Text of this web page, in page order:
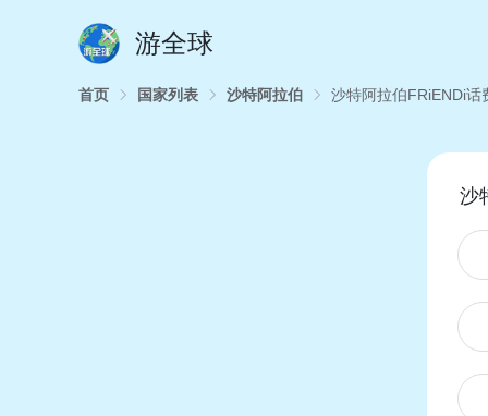
游全球
首页 国家列表 沙特阿拉伯 沙特阿拉伯FRiENDi话
沙